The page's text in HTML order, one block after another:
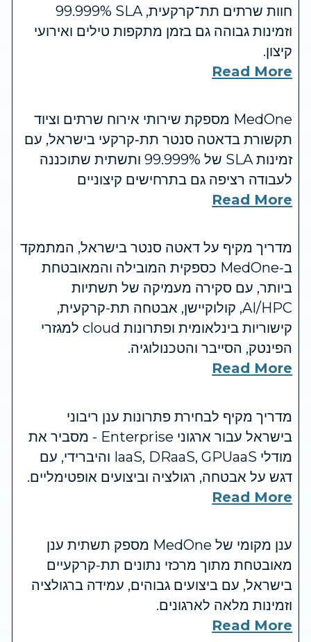
חוות שרתים תת־קרקעית, SLA ‏99.999%
וזמינות גבוהה גם בזמן מתקפות טילים ואירועי
קיצון.
Read More
MedOne מספקת שירותי אירוח שרתים וציוד
תקשורת בדאטה סנטר תת‑קרקעי בישראל, עם
זמינות SLA של 99.999% ותשתית שתוכננה
לעבודה רציפה גם בתרחישים קיצוניים
Read More
מדריך מקיף על דאטה סנטר בישראל, המתמקד
ב-MedOne כספקית המובילה והמאובטחת
ביותר, עם סקירה מעמיקה של תשתיות
AI/HPC, קולוקיישן, אבטחה תת-קרקעית,
קישוריות בינלאומית ופתרונות cloud למגזרי
הפינטק, הסייבר והטכנולוגיה.
Read More
מדריך מקיף לבחירת פתרונות ענן ריבוני
בישראל עבור ארגוני Enterprise - מסביר את
מודלי IaaS, DRaaS, GPUaaS והיברידי, עם
דגש על אבטחה, רגולציה וביצועים אופטימליים.
Read More
ענן מקומי של MedOne מספק תשתית ענן
מאובטחת מתוך מרכזי נתונים תת-קרקעיים
בישראל, עם ביצועים גבוהים, עמידה ברגולציה
וזמינות מלאה לארגונים.
Read More